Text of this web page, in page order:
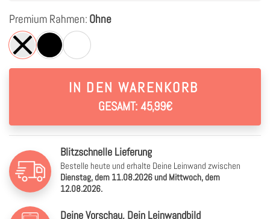
Premium Rahmen: Ohne
IN DEN WARENKORB
GESAMT: 45,99€
Blitzschnelle Lieferung
Bestelle heute und erhalte Deine Leinwand zwischen
Dienstag, dem 11.08.2026 und Mittwoch, dem
12.08.2026.
Deine Vorschau, Dein Leinwandbild